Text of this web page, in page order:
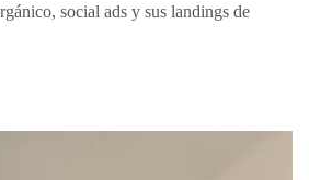
social ads y sus landings de